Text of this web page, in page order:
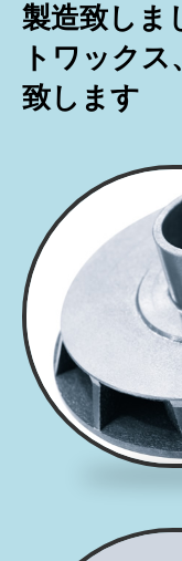
製造致しま
トワック
致します